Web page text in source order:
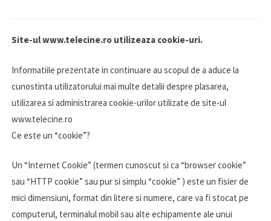
Site-ul www.telecine.ro utilizeaza cookie-uri.
Informatiile prezentate in continuare au scopul de a aduce la
cunostinta utilizatorului mai multe detalii despre plasarea,
utilizarea si administrarea cookie-urilor utilizate de site-ul
www.telecine.ro
Ce este un “cookie”?
Un “Internet Cookie” (termen cunoscut si ca “browser cookie”
sau “HTTP cookie” sau pur si simplu “cookie” ) este un fisier de
mici dimensiuni, format din litere si numere, care va fi stocat pe
computerul, terminalul mobil sau alte echipamente ale unui